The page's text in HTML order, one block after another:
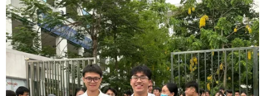
Trong 60 năm qua, Viện Báo chí đã xây dựng và
thực thi chiến lược đào tạo, bồi dưỡng, nghiên
cứu báo chí đáp ứng yêu cầu cách mạng ở từng
thời kỳ, đạt được nhiều thành tựu to lớn trong
đào tạo, bồi dưỡng đội ngũ cán bộ báo chí –
truyền thông.